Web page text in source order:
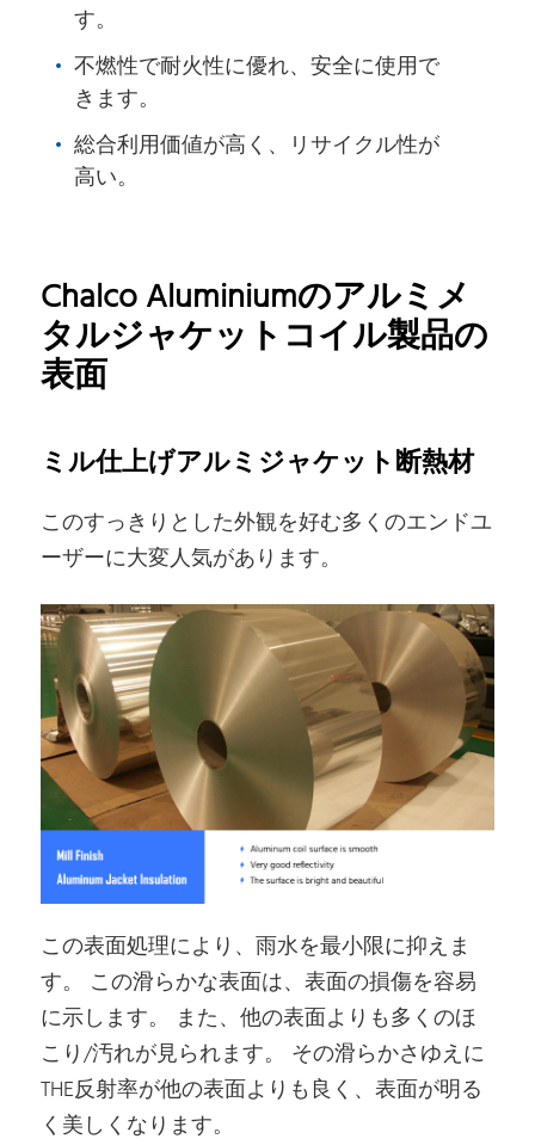
す。
不燃性で耐火性に優れ、安全に使用で
きます。
総合利用価値が高く、リサイクル性が
高い。
Chalco Aluminiumのアルミメ
タルジャケットコイル製品の
表面
ミル仕上げアルミジャケット断熱材
このすっきりとした外観を好む多くのエンドユ
ーザーに大変人気があります。
この表面処理により、雨水を最小限に抑えま
す。 この滑らかな表面は、表面の損傷を容易
に示します。 また、他の表面よりも多くのほ
こり/汚れが見られます。 その滑らかさゆえに
THE反射率が他の表面よりも良く、表面が明る
く美しくなります。